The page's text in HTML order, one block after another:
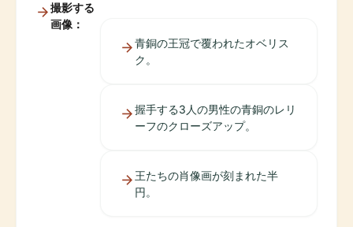
撮影する
画像：
青銅の王冠で覆われたオベリス
ク。
握手する3人の男性の青銅のレリ
ーフのクローズアップ。
王たちの肖像画が刻まれた半
円。